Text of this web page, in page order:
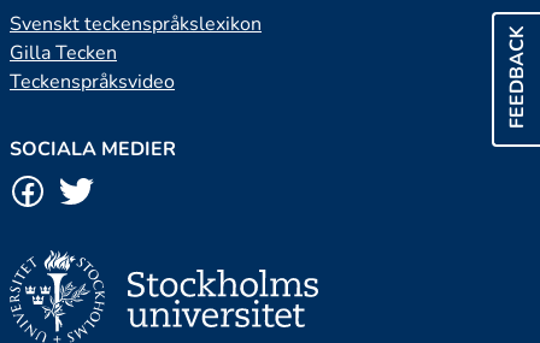
FEEDBACK
Svenskt teckenspråkslexikon
Gilla Tecken
Teckenspråksvideo
SOCIALA MEDIER